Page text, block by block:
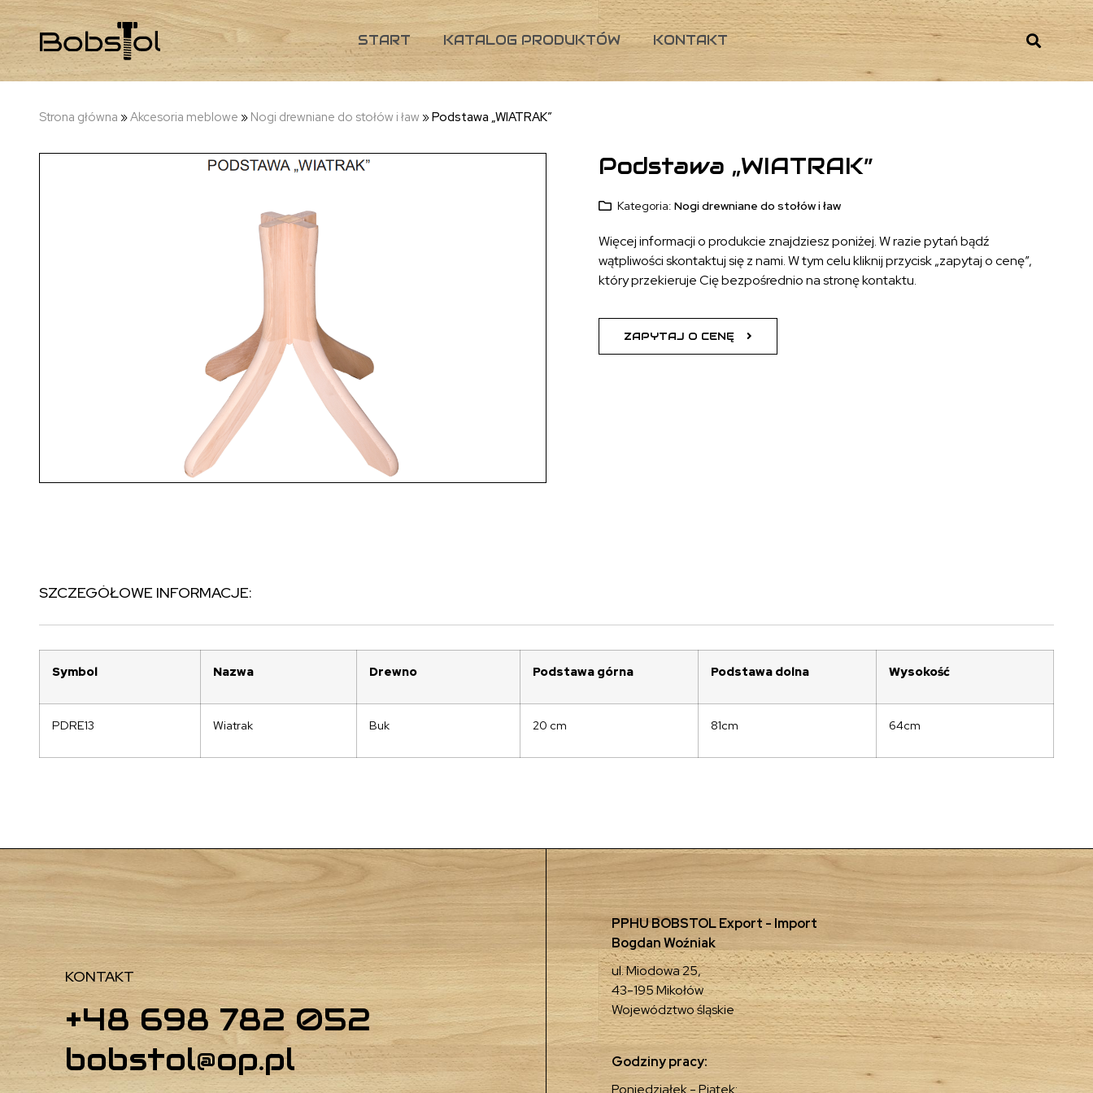
START KATALOG PRODUKTÓW KONTAKT
Strona główna »Akcesoria meblowe » Nogi drewniane do stołów i ław »Podstawa „WIATRAK”
Podstawa „WIATRAK”
Kategoria: Nogi drewniane do stołów i ław
Więcej informacji o produkcie znajdziesz poniżej. W razie pytań bądź
wątpliwości skontaktuj się z nami. W tym celu kliknij przycisk „zapytaj o cenę”,
który przekieruje Cię bezpośrednio na stronę kontaktu.
ZAPYTAJ O CENĘ
SZCZEGÓŁOWE INFORMACJE:
Symbol Nazwa Drewno Podstawa górna Podstawa dolna Wysokość
PDRE13 Wiatrak Buk 20 cm 81cm 64cm
KONTAKT
+48 698 782 052
bobstol@op.pl
PPHU BOBSTOL Export - Import
Bogdan Woźniak
ul. Miodowa 25,
43-195 Mikołów
Województwo śląskie
Godziny pracy:
Poniedziałek - Piątek: